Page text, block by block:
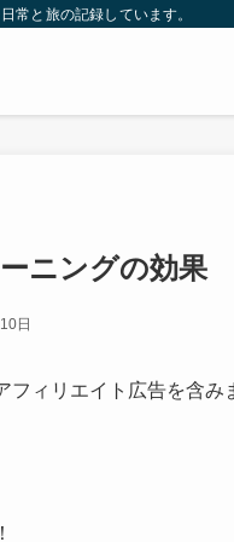
常と旅の記録しています。
ニングの効果
日
フィリエイト広告を含み